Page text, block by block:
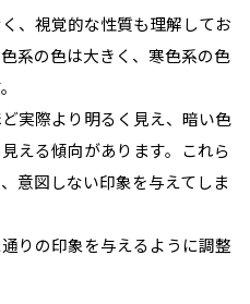
、視覚的な性質も理解してお
系の色は大きく、寒色系の色
実際より明るく見え、暗い色
える傾向があります。これら
意図しない印象を与えてしま
りの印象を与えるように調整